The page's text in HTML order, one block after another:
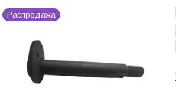
Распродажа